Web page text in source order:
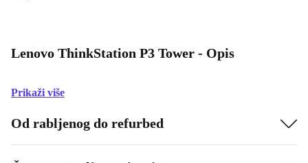
Lenovo ThinkStation P3 Tower - Opis
Prikaži više
Od rabljenog do refurbed